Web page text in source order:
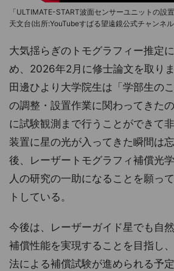
「ULTIMATE-START波面センサーユニットの設
天文台(出所:YouTubeすばる望遠鏡公式チャンネ
大気揺らぎのトモグラフィー推定
め、2026年2月に修士論文を取り
田邊ひより大学院生は「学部生の
の調整・設置作業に関わってきた
に試験観測まで行うことができて
装置に星の光が入ってきた瞬間は
後、レーザートモグラフィ補償光
人の研究の一助になることを願っ
トしている。
今後は、レーザーガイド星でも自
補償性能を実現することを目指し
法による補償試験が進められる予